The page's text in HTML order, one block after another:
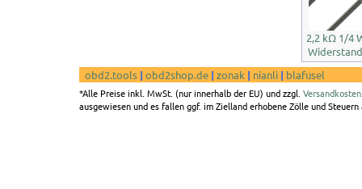
2,2 kΩ 1/4
obd2.tools | obd2shop.de | zonak | nianli | blafusel
*Alle Preise inkl. MwSt. (nur innerhalb der EU) und zzgl. Versandkosten
ausgewiesen und es fallen ggf. im Zielland erhobene Zölle und